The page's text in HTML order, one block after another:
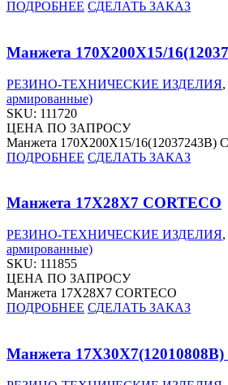
ПОДРОБНЕЕ СДЕЛАТЬ ЗАКАЗ
Манжета 170X200X15/
РЕЗИНО-ТЕХНИЧЕСКИЕ ИЗДЕЛИЯ,
армированные)
SKU: 111720
ЦЕНА ПО ЗАПРОСУ
Манжета 170X200X15/16(12037243B)
ПОДРОБНЕЕ СДЕЛАТЬ ЗАКАЗ
Манжета 17X28X7 CORTECO
РЕЗИНО-ТЕХНИЧЕСКИЕ ИЗДЕЛИЯ,
армированные)
SKU: 111855
ЦЕНА ПО ЗАПРОСУ
Манжета 17X28X7 CORTECO
ПОДРОБНЕЕ СДЕЛАТЬ ЗАКАЗ
Манжета